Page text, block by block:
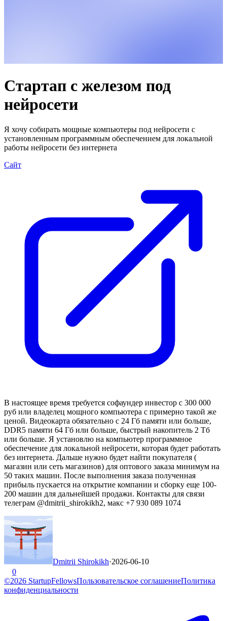
Стартап с железом под
нейросети
Я хочу собирать мощные компьютеры под нейросети с
установленным программным обеспечением для локальной
работы нейросети без интернета
Сайт
В настоящее время требуется софаундер инвестор с 300 000
руб или владелец мощного компьютера с примерно такой же
ценой. Видеокарта обязательно с 24 Гб памяти или больше,
DDR5 памяти 64 Гб или больше, быстрый накопитель 2 Тб
или больше. Я установлю на компьютер программное
обеспечение для локальной нейросети, которая будет работать
без интернета. Дальше нужно будет найти покупателя (
магазин или сеть магазинов) для оптового заказа минимум на
50 таких машин. После выполнения заказа полученная
прибыль пускается на открытие компании и сборку еще 100-
200 машин для дальнейшей продажи. Контакты для связи
телеграм @dmitrii_shirokikh2, макс +7 930 089 1074
Dmitrii Shirokikh·2026-06-10
0
©2026 StartupFellowsПользовательское соглашениеПолитика
конфиденциальности